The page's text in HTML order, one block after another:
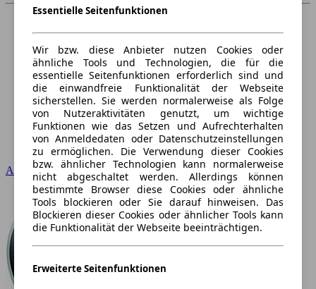
Audi
Essentielle Seitenfunktionen
Wir bzw. diese Anbieter nutzen Cookies oder
ähnliche Tools und Technologien, die für die
essentielle Seitenfunktionen erforderlich sind und
die einwandfreie Funktionalität der Webseite
sicherstellen. Sie werden normalerweise als Folge
von Nutzeraktivitäten genutzt, um wichtige
Funktionen wie das Setzen und Aufrechterhalten
von Anmeldedaten oder Datenschutzeinstellungen
zu ermöglichen. Die Verwendung dieser Cookies
bzw. ähnlicher Technologien kann normalerweise
nicht abgeschaltet werden. Allerdings können
bestimmte Browser diese Cookies oder ähnliche
Tools blockieren oder Sie darauf hinweisen. Das
Blockieren dieser Cookies oder ähnlicher Tools kann
die Funktionalität der Webseite beeinträchtigen.
Erweiterte Seitenfunktionen